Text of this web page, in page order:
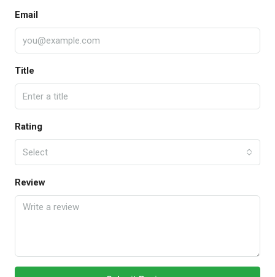
Email
Title
Rating
Select
Review